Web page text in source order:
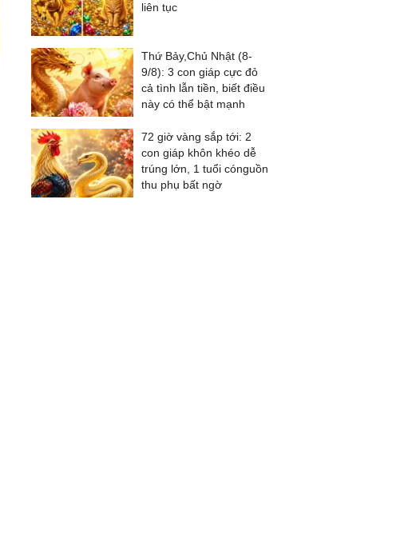
liên tục
Thứ Bảy,Chủ Nhật (8-
9/8): 3 con giáp cực đỏ
cả tình lẫn tiền, biết điều
này có thể bật mạnh
72 giờ vàng sắp tới: 2
con giáp khôn khéo dễ
trúng lớn, 1 tuổi cónguồn
thu phụ bất ngờ